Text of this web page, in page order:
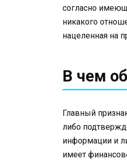
согласно
никакого
нацеленная на
В чем
Главный
либо
информации и
имеет